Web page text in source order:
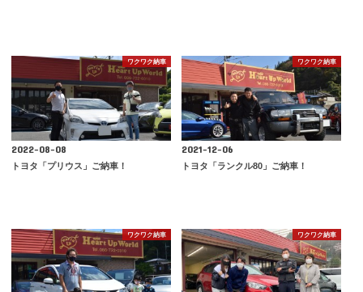
ワクワク納車
2022-08-08
トヨタ「プリウス」ご納車！
ワクワク納車
2021-12-06
トヨタ「ランクル80」ご納車！
ワクワク納車 ワクワク納車